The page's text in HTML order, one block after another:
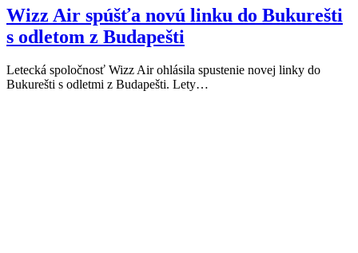
Wizz Air spúšťa novú linku do Bukurešti
s odletom z Budapešti
Letecká spoločnosť Wizz Air ohlásila spustenie novej linky do
Bukurešti s odletmi z Budapešti. Lety…